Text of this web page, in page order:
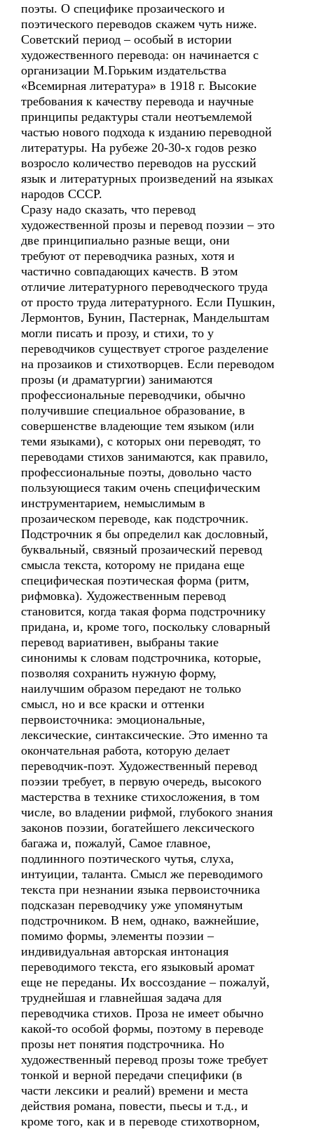
поэты. О специфике прозаического и
поэтического переводов скажем чуть ниже.
Советский период – особый в истории
художественного перевода: он начинается с
организации М.Горьким издательства
«Всемирная литература» в 1918 г. Высокие
требования к качеству перевода и научные
принципы редактуры стали неотъемлемой
частью нового подхода к изданию переводной
литературы. На рубеже 20-30-х годов резко
возросло количество переводов на русский
язык и литературных произведений на языках
народов СССР.
Сразу надо сказать, что перевод
художественной прозы и перевод поэзии – это
две принципиально разные вещи, они
требуют от переводчика разных, хотя и
частично совпадающих качеств. В этом
отличие литературного переводческого труда
от просто труда литературного. Если Пушкин,
Лермонтов, Бунин, Пастернак, Мандельштам
могли писать и прозу, и стихи, то у
переводчиков существует строгое разделение
на прозаиков и стихотворцев. Если переводом
прозы (и драматургии) занимаются
профессиональные переводчики, обычно
получившие специальное образование, в
совершенстве владеющие тем языком (или
теми языками), с которых они переводят, то
переводами стихов занимаются, как правило,
профессиональные поэты, довольно часто
пользующиеся таким очень специфическим
инструментарием, немыслимым в
прозаическом переводе, как подстрочник.
Подстрочник я бы определил как дословный,
буквальный, связный прозаический перевод
смысла текста, которому не придана еще
специфическая поэтическая форма (ритм,
рифмовка). Художественным перевод
становится, когда такая форма подстрочнику
придана, и, кроме того, поскольку словарный
перевод вариативен, выбраны такие
синонимы к словам подстрочника, которые,
позволяя сохранить нужную форму,
наилучшим образом передают не только
смысл, но и все краски и оттенки
первоисточника: эмоциональные,
лексические, синтаксические. Это именно та
окончательная работа, которую делает
переводчик-поэт. Художественный перевод
поэзии требует, в первую очередь, высокого
мастерства в технике стихосложения, в том
числе, во владении рифмой, глубокого знания
законов поэзии, богатейшего лексического
багажа и, пожалуй, Самое главное,
подлинного поэтического чутья, слуха,
интуиции, таланта. Смысл же переводимого
текста при незнании языка первоисточника
подсказан переводчику уже упомянутым
подстрочником. В нем, однако, важнейшие,
помимо формы, элементы поэзии –
индивидуальная авторская интонация
переводимого текста, его языковый аромат
еще не переданы. Их воссоздание – пожалуй,
труднейшая и главнейшая задача для
переводчика стихов. Проза не имеет обычно
какой-то особой формы, поэтому в переводе
прозы нет понятия подстрочника. Но
художественный перевод прозы тоже требует
тонкой и верной передачи специфики (в
части лексики и реалий) времени и места
действия романа, повести, пьесы и т.д., и
кроме того, как и в переводе стихотворном,